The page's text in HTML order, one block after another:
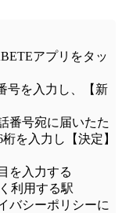
アプリをタッ
号を入力し、【新
番号宛に届いたた
を入力 し【決定】
を入力する
利用する駅
バシーポリシーに